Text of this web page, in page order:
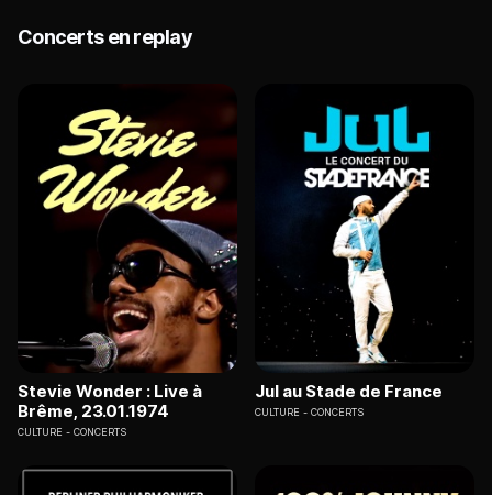
Concerts en replay
Stevie Wonder : Live à
Brême, 23.01.1974
CULTURE CONCERTS
Jul au Stade de France
CULTURE CONCERTS